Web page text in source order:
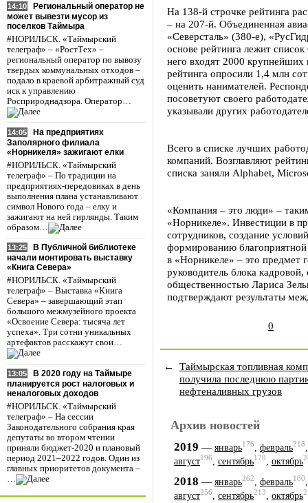
14:10
Региональный оператор не
может вывезти мусор из
поселков Таймыра
#НОРИЛЬСК. «Таймырский
телеграф» – «РостТех» –
региональный оператор по вывозу
твердых коммунальных отходов –
подало в краевой арбитражный суд
иск к управлению
Росприроднадзора. Оператор…
14:05
На предприятиях
Заполярного филиала
«Норникеля» зажигают елки
#НОРИЛЬСК. «Таймырский
телеграф» – По традиции на
предприятиях-передовиках в день
выполнения плана устанавливают
символ Нового года – елку и
зажигают на ней гирлянды. Таким
образом…
13:25
В Публичной библиотеке
начали монтировать выставку
«Книга Севера»
#НОРИЛЬСК. «Таймырский
телеграф» – Выставка «Книга
Севера» – завершающий этап
большого межмузейного проекта
«Освоение Севера: тысяча лет
успеха». Три сотни уникальных
артефактов расскажут свои…
13:05
В 2020 году на Таймыре
планируется рост налоговых и
неналоговых доходов
#НОРИЛЬСК. «Таймырский
телеграф» – На сессии
Законодательного собрания края
депутаты во втором чтении
приняли бюджет-2020 и плановый
период 2021–2022 годов. Один из
главных приоритетов документа –
…
На 138-й строчке рейтинга
– на 207-й. Объединенная
«Северсталь» (380-е),
основе рейтинга лежит
него входят 2000
рейтинга опросили 1,4 млн
оценить нанимателей.
посоветуют своего
указывали других
Всего в списке лучших
компаний. Возглавляют
списка заняли Alphabet,
«Компания – это люди» –
«Норникеле». Инвестиции в
сотрудников, создание
формированию
в «Норникеле» – это предмет
руководитель блока
общественностью Лариса
подтверждают результаты
0
←
Таймырская топливная
получила последнюю
нефтеналивных грузов
Архив новостей
2019 — январь176 февраль218
август196, сентябрь179, октябрь
2018 — январь262 февраль180
август256, сентябрь213, октябрь